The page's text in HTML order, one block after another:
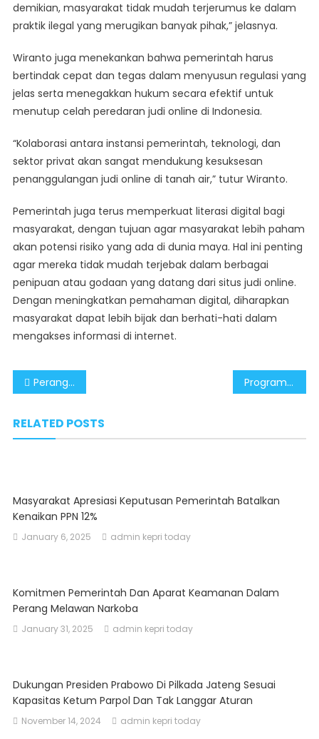
demikian, masyarakat tidak mudah terjerumus ke dalam
praktik ilegal yang merugikan banyak pihak,” jelasnya.
Wiranto juga menekankan bahwa pemerintah harus
bertindak cepat dan tegas dalam menyusun regulasi yang
jelas serta menegakkan hukum secara efektif untuk
menutup celah peredaran judi online di Indonesia.
“Kolaborasi antara instansi pemerintah, teknologi, dan
sektor privat akan sangat mendukung kesuksesan
penanggulangan judi online di tanah air,” tutur Wiranto.
Pemerintah juga terus memperkuat literasi digital bagi
masyarakat, dengan tujuan agar masyarakat lebih paham
akan potensi risiko yang ada di dunia maya. Hal ini penting
agar mereka tidak mudah terjebak dalam berbagai
penipuan atau godaan yang datang dari situs judi online.
Dengan meningkatkan pemahaman digital, diharapkan
masyarakat dapat lebih bijak dan berhati-hati dalam
mengakses informasi di internet.
Post
Perangi Judi Online, Pemerintah Terus Perkuat Pengawasan Ruang Digital Program 3 Juta Rumah Wujudkan Rumah Impian
RELATED POSTS
Masyarakat Apresiasi Keputusan Pemerintah Batalkan
Kenaikan PPN 12%
January 6, 2025 admin kepri today
Komitmen Pemerintah Dan Aparat Keamanan Dalam
Perang Melawan Narkoba
January 31, 2025 admin kepri today
Dukungan Presiden Prabowo Di Pilkada Jateng Sesuai
Kapasitas Ketum Parpol Dan Tak Langgar Aturan
November 14, 2024 admin kepri today